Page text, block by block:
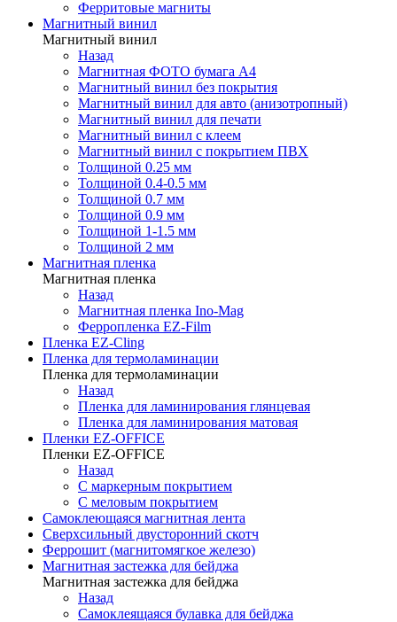
Ферритовые магниты
Магнитный винил
Магнитный винил
Назад
Магнитная ФОТО бумага А4
Магнитный винил без покрытия
Магнитный винил для авто (анизотропный)
Магнитный винил для печати
Магнитный винил с клеем
Магнитный винил с покрытием ПВХ
Толщиной 0.25 мм
Толщиной 0.4-0.5 мм
Толщиной 0.7 мм
Толщиной 0.9 мм
Толщиной 1-1.5 мм
Толщиной 2 мм
Магнитная пленка
Магнитная пленка
Назад
Магнитная пленка Ino-Mag
Ферропленка EZ-Film
Пленка EZ-Cling
Пленка для термоламинации
Пленка для термоламинации
Назад
Пленка для ламинирования глянцевая
Пленка для ламинирования матовая
Пленки EZ-OFFICE
Пленки EZ-OFFICE
Назад
С маркерным покрытием
С меловым покрытием
Самоклеющаяся магнитная лента
Сверхсильный двусторонний скотч
Феррошит (магнитомягкое железо)
Магнитная застежка для бейджа
Магнитная застежка для бейджа
Назад
Самоклеящаяся булавка для бейджа